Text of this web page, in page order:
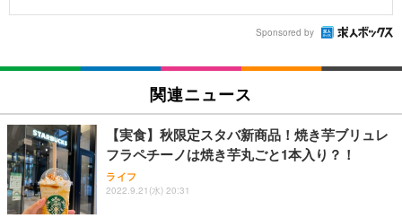
Sponsored by
関連ニュース
【実食】秋限定スタバ新商品！焼き芋ブリュレ
フラペチーノは焼き芋丸ごと1本入り？！
ライフ
2022.9.21(水) 20:31